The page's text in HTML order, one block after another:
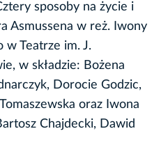
sposoby na życie i
Asmussena w reż. Iwony
w Teatrze im. J.
w składzie: Bożena
Dorocie Godzic,
oraz Iwona
Chajdecki, Dawid